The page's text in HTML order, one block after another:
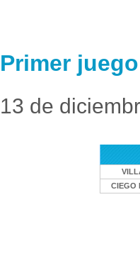
Primer
13 de
CIEGO